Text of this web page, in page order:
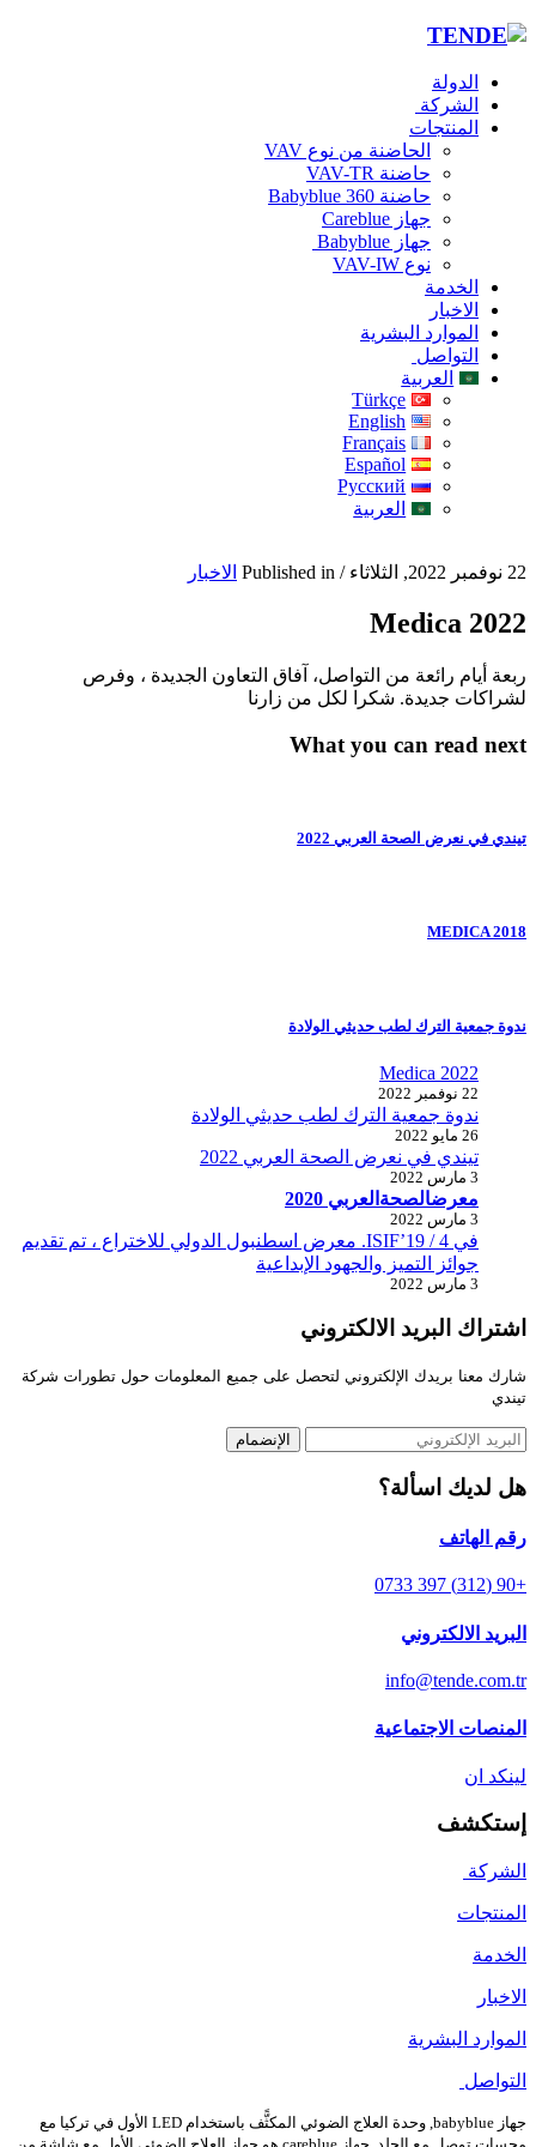
الدولة
الشركة
المنتجات
الحاضنة من نوع VAV
حاضنة VAV-TR
حاضنة Babyblue 360
جهاز Careblue
جهاز Babyblue
نوع VAV-IW
الخدمة
الاخبار
الموارد البشرية
التواصل
العربية
Türkçe
English
Français
Español
Русский
العربية
22 نوفمبر 2022, الثلاثاء /
Published in الاخبار
Medica 2022
ربعة أيام رائعة من التواصل، آفاق التعاون الجديدة ، وفرص
لشراكات جديدة. شكرا لكل من زارنا
What you can read next
تيندي في نعرض الصحة العربي 2022
MEDICA 2018
ندوة جمعية الترك لطب حديثي الولادة
Medica 2022
22 نوفمبر 2022
ندوة جمعية الترك لطب حديثي الولادة
26 مايو 2022
تيندي في نعرض الصحة العربي 2022
3 مارس 2022
معرضالصحةالعربي 2020
3 مارس 2022
في ISIF’19 / 4. معرض اسطنبول الدولي للاختراع ، تم تقديم
جوائز التميز والجهود الإبداعية
3 مارس 2022
اشتراك البريد الالكتروني
شارك معنا بريدك الإلكتروني لتحصل على جميع المعلومات حول تطورات شركة
تيندي
الإنضمام
هل لديك اسألة؟
رقم الهاتف
+90 (312) 397 0733
البريد الالكتروني
info@tende.com.tr
المنصات الاجتماعية
لينكد ان
إستكشف
الشركة
المنتجات
الخدمة
الاخبار
الموارد البشرية
التواصل
جهاز babyblue, وحدة العلاج الضوئي المكثًّف باستخدام LED الأول في تركيا مع